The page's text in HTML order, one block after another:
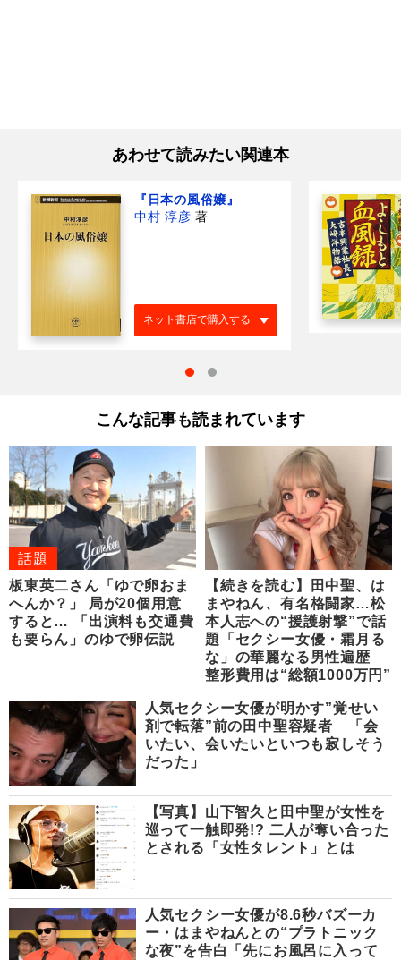
あわせて読みたい関連本
『日本の風俗嬢』
中村 淳彦 著
ネット書店で購入する
こんな記事も読まれています
話題
板東英二さん「ゆで卵おま
へんか？」 局が20個用意
すると… 「出演料も交通費
も要らん」のゆで卵伝説
【続きを読む】田中聖、は
まやねん、有名格闘家…松
本人志への“援護射撃”で話
題「セクシー女優・霜月る
な」の華麗なる男性遍歴
整形費用は“総額1000万円”
人気セクシー女優が明かす”覚せい
剤で転落”前の田中聖容疑者 「会
いたい、会いたいといつも寂しそう
だった」
【写真】山下智久と田中聖が女性を
巡って一触即発!? 二人が奪い合った
とされる「女性タレント」とは
人気セクシー女優が8.6秒バズーカ
ー・はまやねんとの“プラトニック
な夜”を告白「先にお風呂に入って